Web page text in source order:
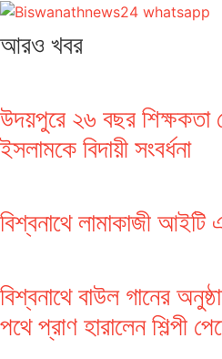
আরও খবর
উদয়পুরে ২৬ বছর শিক্ষকতা
ইসলামকে বিদায়ী সংবর্ধনা
বিশ্বনাথে লামাকাজী
বিশ্বনাথে বাউল গানের
পথে প্রাণ হারালেন শিল্পী